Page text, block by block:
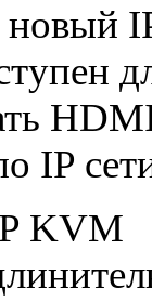
новый
IP